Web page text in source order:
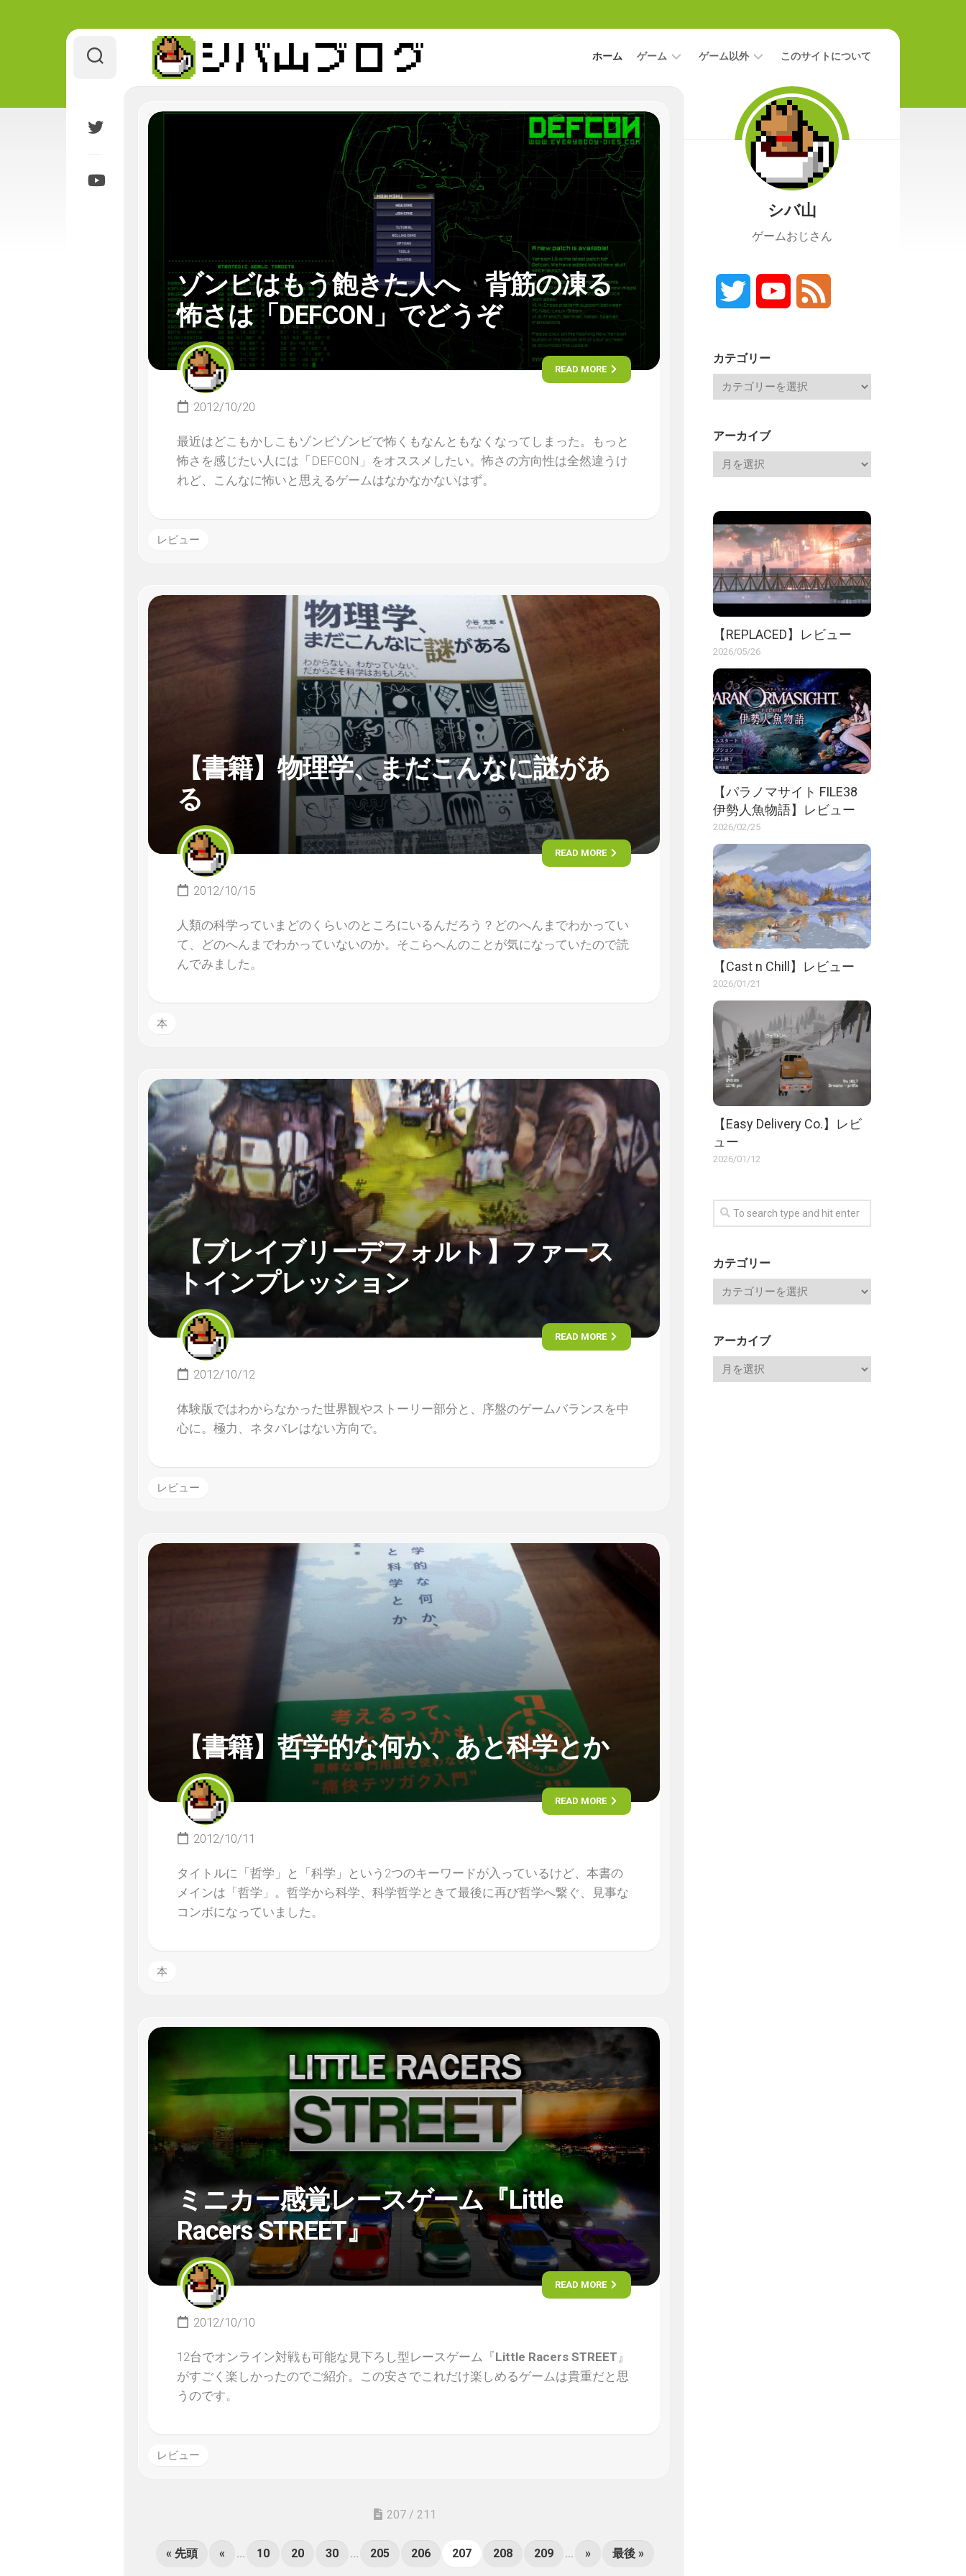
ホーム ゲーム
ビ
ゲーム以外 このサイトについて
ゾンビはもう飽きた人へ 背筋の凍る
怖さは「DEFCON」でどうぞ
READ MORE
2012/10/20
最近はどこもかしこもゾンビゾンビで怖くもなんともなくなってしまった。もっと
怖さを感じたい人には「DEFCON」をオススメしたい。怖さの方向性は全然違うけ
れど、こんなに怖いと思えるゲームはなかなかないはず。
レビュー
【書籍】物理学、まだこんなに謎があ
る
READ MORE
2012/10/15
人類の科学っていまどのくらいのところにいるんだろう？どのへんまでわかってい
て、どのへんまでわかっていないのか。そこらへんのことが気になっていたので読
んでみました。
本
【ブレイブリーデフォルト】ファース
トインプレッション
READ MORE
2012/10/12
体験版ではわからなかった世界観やストーリー部分と、序盤のゲームバランスを中
心に。極力、ネタバレはない方向で。
レビュー
【書籍】哲学的な何か、あと科学とか
READ MORE
2012/10/11
タイトルに「哲学」と「科学」という2つのキーワードが入っているけど、本書の
メインは「哲学」。哲学から科学、科学哲学ときて最後に再び哲学へ繋ぐ、見事な
コンボになっていました。
本
ミニカー感覚レースゲーム『Little
Racers STREET』
READ MORE
2012/10/10
12台でオンライン対戦も可能な見下ろし型レースゲーム『Little Racers STREET』
がすごく楽しかったのでご紹介。この安さでこれだけ楽しめるゲームは貴重だと思
うのです。
レビュー
207 / 211
« 先頭 « ... 10 20 30 ... 205 206 207 208 209 ... » 最後 »
シバ山
ゲームおじさん
Twitter YouTube
カテゴリー
アーカイブ
【REPLACED】レビュー
2026/05/26
【パラノマサイト FILE38
伊勢人魚物語】レビュー
2026/02/25
【Cast n Chill】レビュー
2026/01/21
【Easy Delivery Co.】レビ
ュー
2026/01/12
カテゴリー
アーカイブ